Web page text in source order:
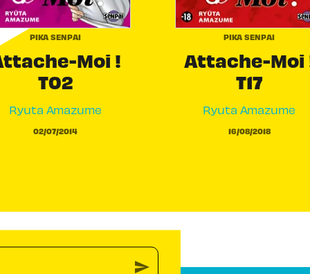
PIKA SENPAI
Moi !
T02
Ryuta Amazume
02/07/2014
PIKA SENPAI
Attache-Moi
T17
Ryuta Amazume
16/08/2018
send